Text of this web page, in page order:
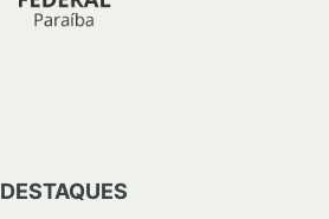
DESTAQUES